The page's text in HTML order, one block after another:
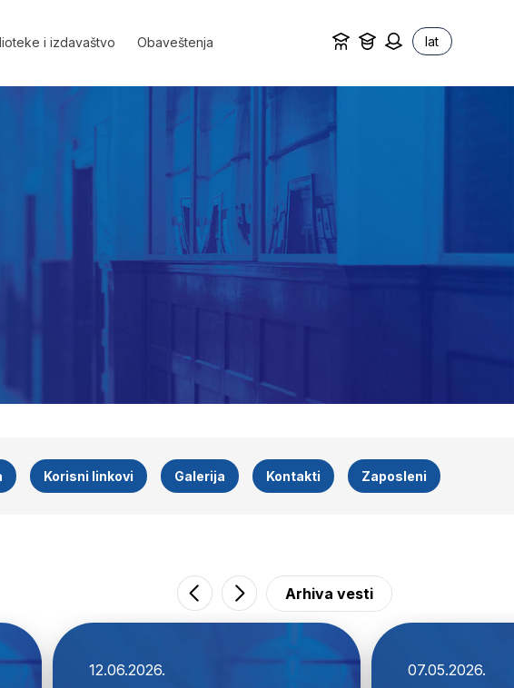
i izdavaštvo Obaveštenja lat
Korisni linkovi Galerija Kontakti Zaposleni
Arhiva vesti
12.06.2026. 07.05.2026.